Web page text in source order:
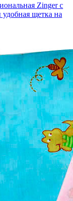
Zinger с
удобная щетка на